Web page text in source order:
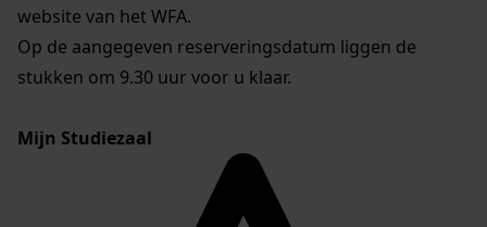
website van het WFA.
Op de aangegeven reserveringsdatum liggen de
stukken om 9.30 uur voor u klaar.
Mijn Studiezaal